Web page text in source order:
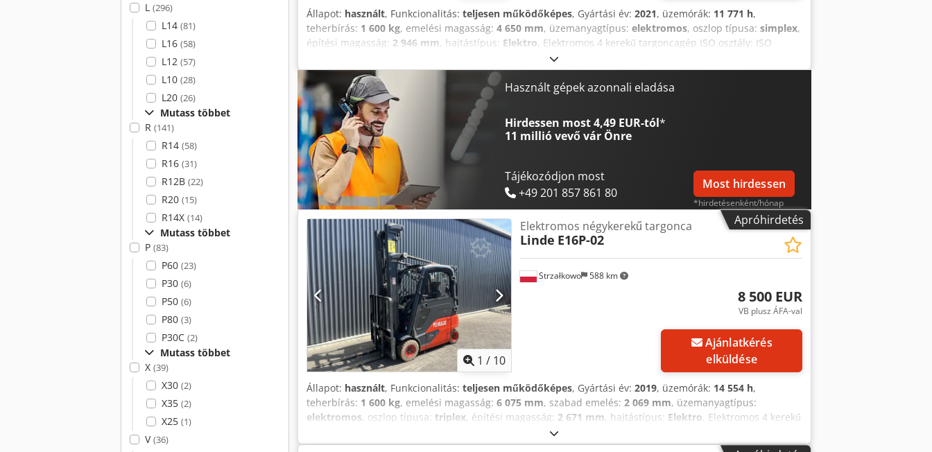
L (296)
L14 (81)
L16 (58)
L12 (57)
L10 (28)
L20 (26)
Mutass többet
R (141)
R14 (58)
R16 (31)
R12B (22)
R20 (15)
R14X (14)
Mutass többet
P (83)
P60 (23)
P30 (6)
P50 (6)
P80 (3)
P30C (2)
Mutass többet
X (39)
X30 (2)
X35 (2)
X25 (1)
V(36)
Állapot: használt, Funkcionalitás: teljesen működőképes, Gyártási év: 2021, üzemórák: 11 771 h,
teherbírás: 1 600 kg, emelési magasság: 4 650 mm, üzemanyagtípus: elektromos, oszlop típusa: simplex,
építési magasság: 2 946 mm, hajtástípus: Elektro, Elektromos 4 kerekű targoncagép ISO osztály: ISO
osztály 2 = 1.000 - 2.500 kg Oszloptípus: standard Állapot: azonnal üzemkész, teljesen működőképes
Műszaki állapot: jó Akkumulátor feszültség: 48V Akkumulátor típus: lítium-ion Dedpfxozgzidj Ahzjck
Oldalmozgató, 3. szelep,
Használt gépek azonnali eladása
Hirdessen most 4,49 EUR-tól*
11 millió vevővár Önre
Tájékozódjon most
+49 201 857 861 80
Most hirdessen
*hirdetésenként/hónap
Apróhirdetés
1 / 10
Strzałkowo 588 km
Elektromos négykerekű targonca
Linde E16P-02
8 500 EUR
VB plusz ÁFA-val
Ajánlatkérés
elküldése
Állapot: használt, Funkcionalitás: teljesen működőképes, Gyártási év: 2019, üzemórák: 14 554 h,
teherbírás: 1 600 kg, emelési magasság: 6 075 mm, szabad emelés: 2 069 mm, üzemanyagtípus:
elektromos, oszlop típusa: triplex, építési magasság: 2 671 mm, hajtástípus: Elektro, Elektromos 4 kerekű
targoncá ISO osztály: ISO 2. osztály = 1 000 - 2 500 kg Dcedpfozf Tlhsx Ahzok Oszloptípus: triplex Állapot:
azonnal használható és teljesen működőképes Műszaki állapot: jó Akkumulátor feszültség: 48V